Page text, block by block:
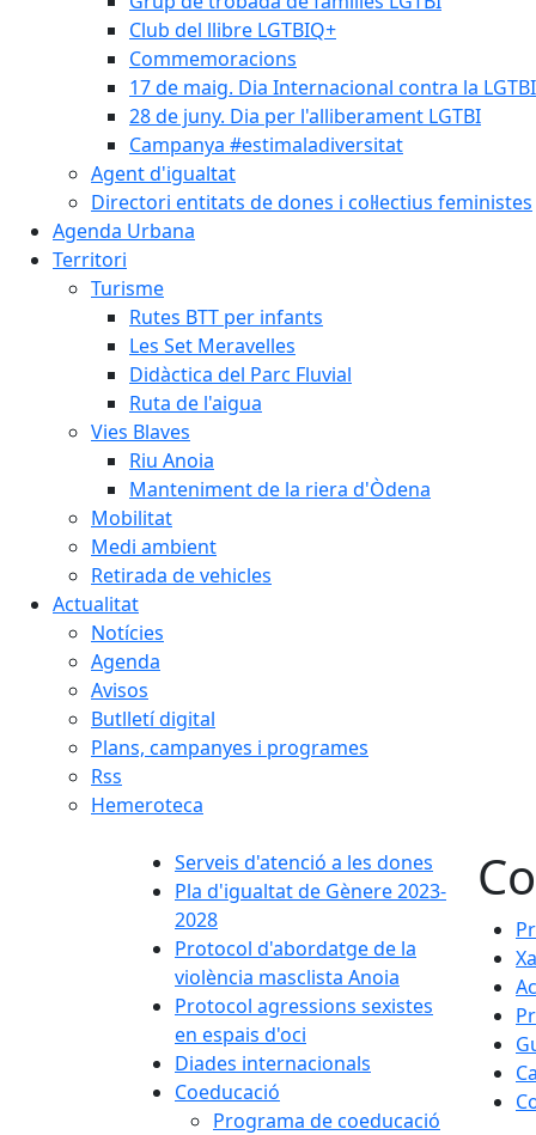
Club del llibre LGTBIQ+
Commemoracions
17 de maig. Dia Internacional contra la
28 de juny. Dia per l'alliberament LGTBI
Campanya #estimaladiversitat
Agent d'igualtat
Directori entitats de dones i col·lectius feministes
Agenda Urbana
Territori
Turisme
Rutes BTT per infants
Les Set Meravelles
Didàctica del Parc Fluvial
Ruta de l'aigua
Vies Blaves
Riu Anoia
Manteniment de la riera d'Òdena
Mobilitat
Medi ambient
Retirada de vehicles
Actualitat
Notícies
Agenda
Avisos
Butlletí digital
Plans, campanyes i programes
Rss
Hemeroteca
Serveis d'atenció a les dones
Pla d'igualtat de Gènere 2023-
2028
Protocol d'abordatge de la
violència masclista Anoia
Protocol agressions sexistes
en espais d'oci
Diades internacionals
Coeducació
Programa de coeducació